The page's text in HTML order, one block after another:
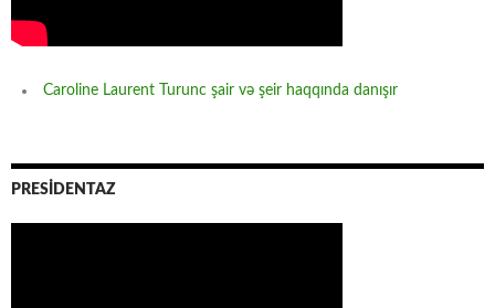
Caroline Laurent Turunc şair və şeir haqqında danışır
PRESİDENTAZ